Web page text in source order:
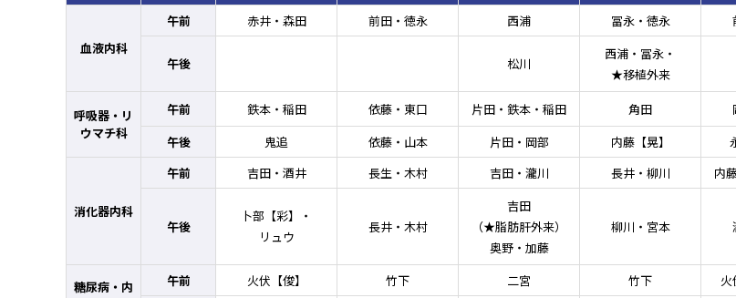
血液内科
午前 赤井・森田 前田・徳永 西浦 冨永・徳永
午後 松川
西浦・冨永・
★移植外来
呼吸器・リ
ウマチ科
午前 鉄本・稲田 依藤・東口 片田・鉄本・稲田 角田
午後
鬼追 依藤・山本 片田・岡部 内藤【晃】
消化器内科
午前 吉田・酒井 長生・木村 吉田・瀧川 長井・柳川 内
午後
卜部【彩】・
リュウ
長井・木村
吉田
（★脂肪肝外来）
奥野・加藤
柳川・宮本
糖尿病・内
午前 火伏【俊】 竹下 二宮 竹下
火